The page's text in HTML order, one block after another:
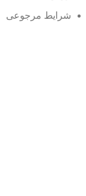
شرایط مرجوعی